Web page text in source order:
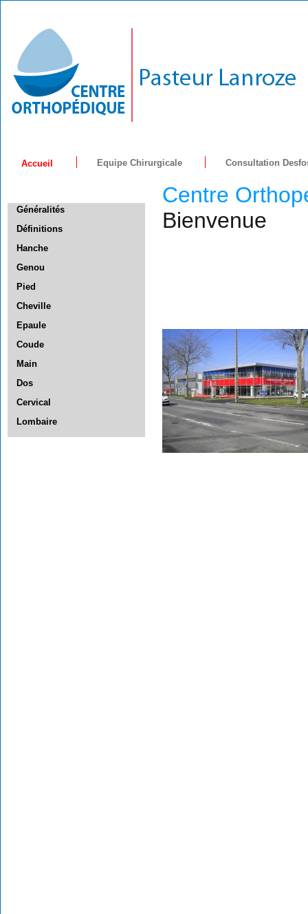
Accueil Equipe Chirurgicale Consultation
Généralités
Définitions
Hanche
Genou
Pied
Cheville
Epaule
Coude
Main
Dos
Cervical
Lombaire
Centre
Bienvenue